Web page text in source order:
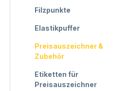
Filzpunkte
Elastikpuffer
Preisauszeichner &
Zubehör
Etiketten für
Preisauszeichner